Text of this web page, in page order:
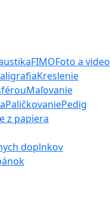
FIMOFoto a video
Kreslenie
Maľovanie
PaličkovaniePedig
z papiera
doplnkov